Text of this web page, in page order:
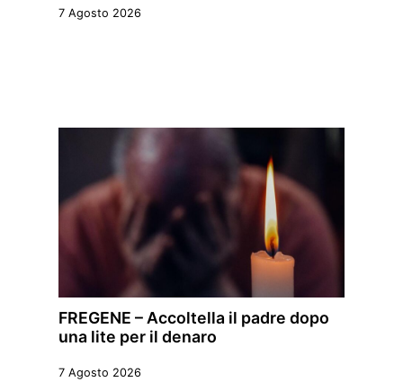
7 Agosto 2026
FREGENE – Accoltella il padre dopo
una lite per il denaro
7 Agosto 2026